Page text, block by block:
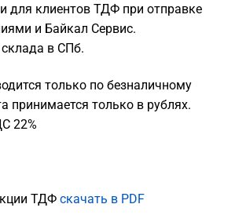
для клиентов ТДФ при отправке
и Байкал Сервис.
в СПб.
только по безналичному
принимается только в рублях.
22%
ТДФ скачать в PDF